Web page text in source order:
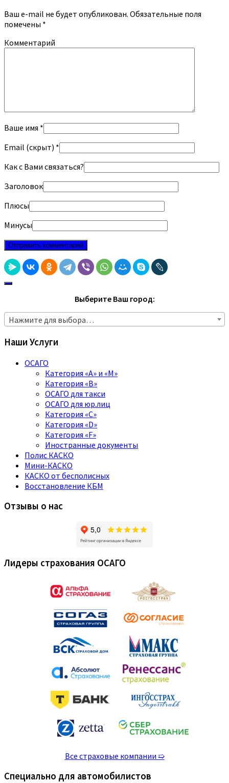
Ваш e-mail не будет опубликован. Обязательные поля
помечены *
Комментарий
Ваше имя *
Email (скрыт) *
Как с Вами связаться?
Заголовок
Плюсы
Минусы
Выберите Ваш город:
Нажмите для выбора…
Наши Услуги
ОСАГО
Категория «A» и «M»
Категория «B»
ОСАГО для такси
ОСАГО для юр.лиц
Категория «C»
Категория «D»
Категория «F»
Иностранные документы
Полис КАСКО
Мини-КАСКО
КАСКО от бесполисных
Восстановление КБМ
Отзывы о нас
Лидеры страхования ОСАГО
Все страховые компании ➯
Специально для автомобилистов